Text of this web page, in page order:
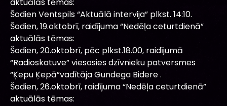
Šodien Ventspils “Aktuālā intervija” plkst. 14:10.
Šodien, 19.oktobrī, raidījuma “Nedēļa ceturtdienā”
aktuālās tēmas:
Šodien, 20.oktobrī, pēc plkst.18.00, raidījumā
“Radioskatuve” viesosies dzīvnieku patversmes
“Ķepu Ķepā”vadītāja Gundega Bidere .
Šodien, 26.oktobrī, raidījuma “Nedēļa ceturtdienā”
aktuālās tēmas: